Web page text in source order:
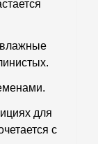
влажные
для
с